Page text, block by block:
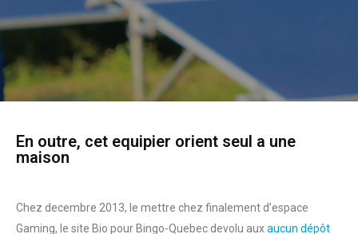
En outre, cet equipier orient seul a une
maison
Chez decembre 2013, le mettre chez finalement d’espace
Gaming, le site Bio pour Bingo-Quebec devolu auxaucun dépôt